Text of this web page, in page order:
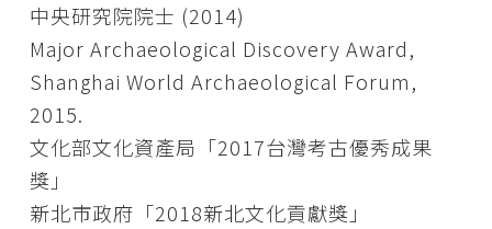
中央研究院院士 (2014)
Major Archaeological Discovery Award,
Shanghai World Archaeological Forum,
2015.
文化部文化資產局「2017台灣考古優秀成果
獎」
新北市政府「2018新北文化貢獻獎」